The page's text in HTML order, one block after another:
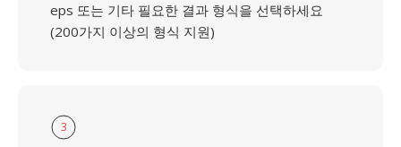
eps 또는 기타 필요한 결과 형식을 선택하세요
(200가지 이상의 형식 지원)
3